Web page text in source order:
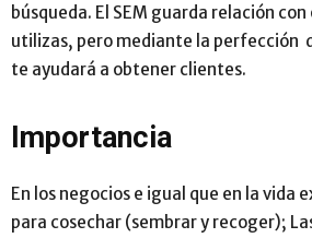
búsqueda. El SEM guarda relación
utilizas, pero mediante la perfección
te ayudará a obtener clientes.
Importancia
En los negocios e igual que en la vida
para cosechar (sembrar y recoger);